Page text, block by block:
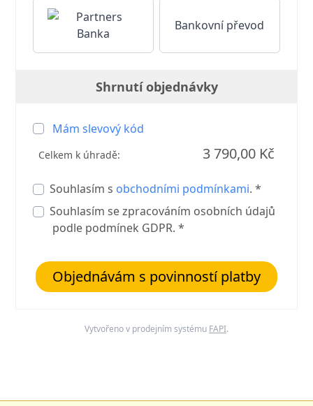
Bankovní převod
Shrnutí objednávky
Mám slevový kód
Celkem k úhradě: 3 790,00 Kč
Souhlasím s obchodními podmínkami. *
Souhlasím se zpracováním osobních údajů
podle podmínek GDPR. *
Objednávám s povinností platby
Vytvořeno v prodejním systému FAPI.